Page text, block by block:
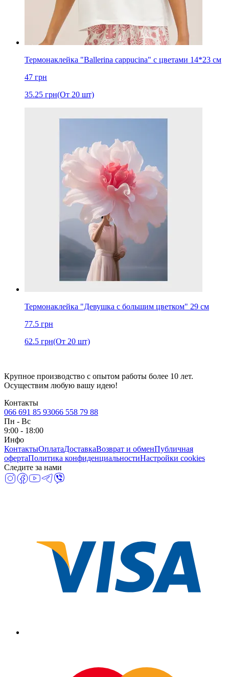
Термонаклейка "Ballerina cappucina" с цветами 14*23 см
47 грн
35.25 грн(От 20 шт)
Термонаклейка "Девушка с большим цветком" 29 см
77.5 грн
62.5 грн(От 20 шт)
Крупное производство с опытом работы более 10 лет.
Осуществим любую вашу идею!
Контакты
066 691 85 93066 558 79 88
Пн - Вс
9:00 - 18:00
Инфо
КонтактыОплатаДоставкаВозврат и обменПубличная
офертаПолитика конфиденциальностиНастройки cookies
Следите за нами